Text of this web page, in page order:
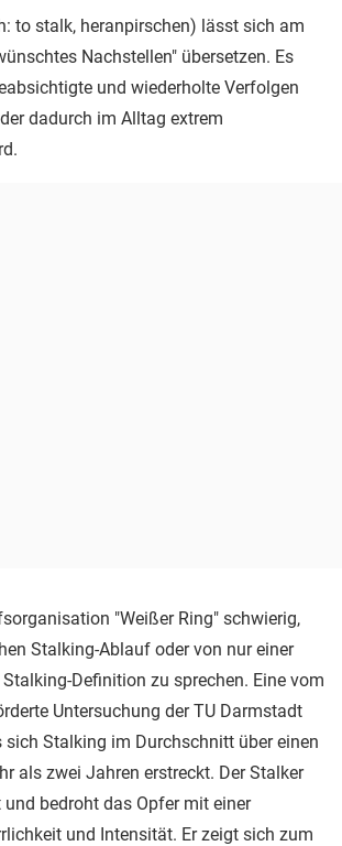
to stalk, heranpirschen) lässt sich am
Nachstellen" übersetzen. Es
und wiederholte Verfolgen
dadurch im Alltag extrem
"Weißer Ring" schwierig,
Stalking-Ablauf oder von nur einer
Definition zu sprechen. Eine vom
Untersuchung der TU Darmstadt
sich Stalking im Durchschnitt über einen
als zwei Jahren erstreckt. Der Stalker
bedroht das Opfer mit einer
und Intensität. Er zeigt sich zum